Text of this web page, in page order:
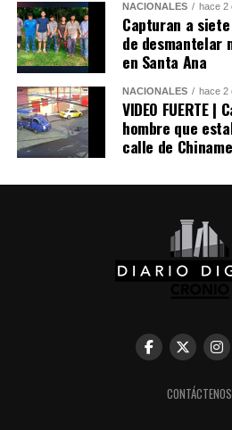
Sheinbaum también indicó que
un avión militar y calificó la
como «una acción de buena
Keiko Fujimori.
Comparte esto:
Facebook
NACIONALES hace 2
Capturan a
de desmantelar
en Santa Ana
NACIONALES hace 2
VIDEO FUERTE
hombre que
calle de
CONTÁCTENOS